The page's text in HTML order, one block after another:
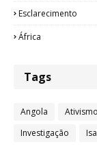
Esclarecimento
África
Tags
Angola Ativismo
Investigação